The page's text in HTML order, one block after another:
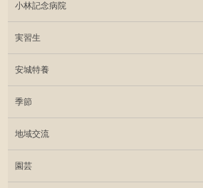
小林記念病院
実習生
安城特養
季節
地域交流
園芸